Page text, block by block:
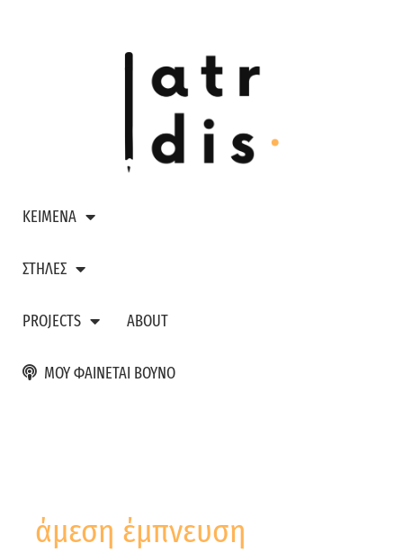
ΚΕΙΜΕΝΑ
ΣΤΗΛΕΣ
PROJECTS ABOUT
ΜΟΥ ΦΑΙΝΕΤΑΙ ΒΟΥΝΟ
άμεση έμπνευση